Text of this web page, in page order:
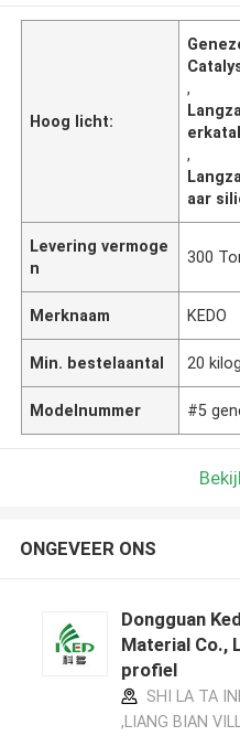
Hoog licht:
,
,
aar
Levering vermoge
n
300
Merknaam KEDO
Min. bestelaantal 20
Modelnummer #5
ONGEVEER ONS
Dongguan
Material Co.,
profiel
SHI LA TA
,LIANG BIAN